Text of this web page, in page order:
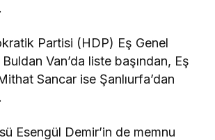
Partisi (HDP) Eş Genel
Van’da liste başından, Eş
Sancar ise Şanlıurfa’dan
Esengül Demir’in de memnu